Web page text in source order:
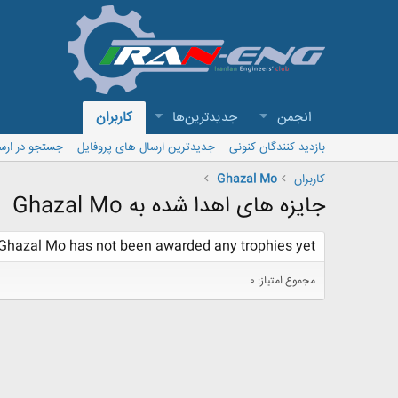
انجمن جدیدترین‌ها کاربران
بازدید کنندگان کنونی جدیدترین ارسال های پروفایل
جستجو در
کاربران
Ghazal Mo
جایزه های اهدا شده به Ghazal Mo
Mo has not been awarded any trophies yet.
مجموع امتیاز: 0